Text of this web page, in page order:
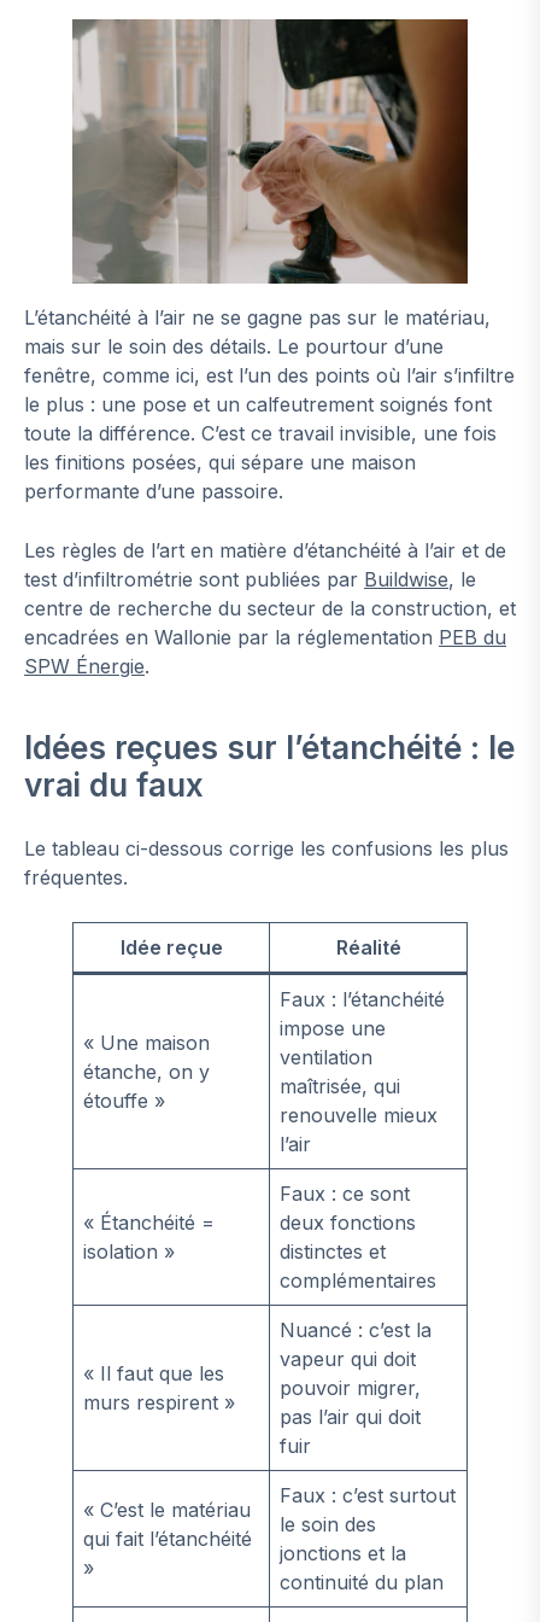
L’étanchéité à l’air ne se gagne pas sur le matériau,
mais sur le soin des détails. Le pourtour d’une
fenêtre, comme ici, est l’un des points où l’air s’infiltre
le plus : une pose et un calfeutrement soignés font
toute la différence. C’est ce travail invisible, une fois
les finitions posées, qui sépare une maison
performante d’une passoire.
Les règles de l’art en matière d’étanchéité à l’air et de
test d’infiltrométrie sont publiées par Buildwise, le
centre de recherche du secteur de la construction, et
encadrées en Wallonie par la réglementation PEB du
SPW Énergie.
Idées reçues sur l’étanchéité : le
vrai du faux
Le tableau ci-dessous corrige les confusions les plus
fréquentes.
Idée reçue Réalité
« Une maison
étanche, on y
étouffe »
Faux : l’étanchéité
impose une
ventilation
maîtrisée, qui
renouvelle mieux
l’air
« Étanchéité =
isolation »
Faux : ce sont
deux fonctions
distinctes et
complémentaires
« Il faut que les
murs respirent »
Nuancé : c’est la
vapeur qui doit
pouvoir migrer,
pas l’air qui doit
fuir
« C’est le matériau
qui fait l’étanchéité
»
Faux : c’est surtout
le soin des
jonctions et la
continuité du plan